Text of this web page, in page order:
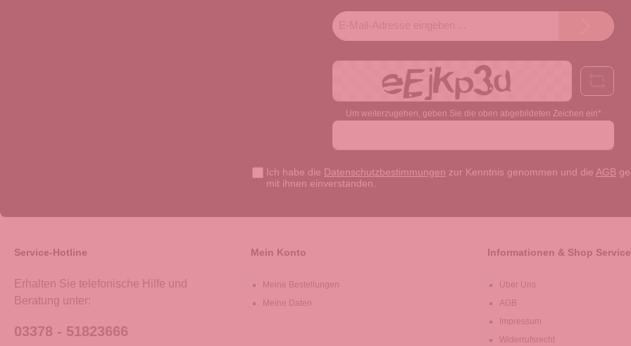
Adresse*
Um weiterzugehen, geben Sie die oben abgebildeten Zeichen ein*
Ich habe die Datenschutzbestimmungen zur Kenntnis genommen und die AGB
mit ihnen einverstanden.
Service-Hotline
Erhalten Sie telefonische Hilfe und
Beratung unter:
03378 - 51823666
Mein Konto
Meine Bestellungen
Meine Daten
Informationen & Shop Service
Über Uns
AGB
Impressum
Widerrufsrecht